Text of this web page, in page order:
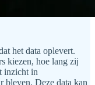
het data oplevert.
kiezen, hoe lang zij
inzicht in
bleven. Deze data kan